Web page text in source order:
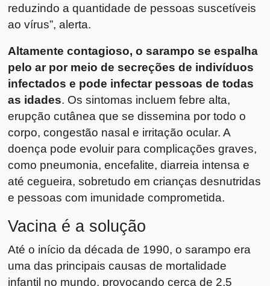
reduzindo a quantidade de pessoas suscetíveis
ao vírus”, alerta.
Altamente contagioso, o sarampo se espalha
pelo ar por meio de secreções de indivíduos
infectados e pode infectar pessoas de todas
as idades. Os sintomas incluem febre alta,
erupção cutânea que se dissemina por todo o
corpo, congestão nasal e irritação ocular. A
doença pode evoluir para complicações graves,
como pneumonia, encefalite, diarreia intensa e
até cegueira, sobretudo em crianças desnutridas
e pessoas com imunidade comprometida.
Vacina é a solução
Até o início da década de 1990, o sarampo era
uma das principais causas de mortalidade
infantil no mundo, provocando cerca de 2,5